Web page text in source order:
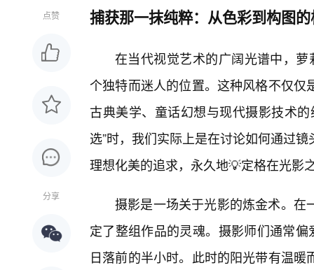
点赞
分享
捕获那一抹纯粹：从色彩到构图
在当代视觉艺术的广阔光谱中，
个独特而迷人的位置。这种风格不仅
古典美学、童话幻想与现代摄影技术
选”时，我们实际上是在讨论如何通过
理想化美的追求，永久地💡定格在光影
摄影是一场关于光影的炼金术。在
定了整组作品的灵魂。摄影师们通常
日落前的半小时。此时的阳光带有温